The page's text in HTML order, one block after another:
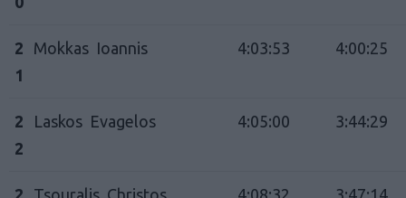
2
1
Mokkas Ioannis 4:03:53 4:00:25
2
2
Laskos Evagelos 4:05:00 3:44:29
2
Tsouralis Christos 4:08:32 3:47:14